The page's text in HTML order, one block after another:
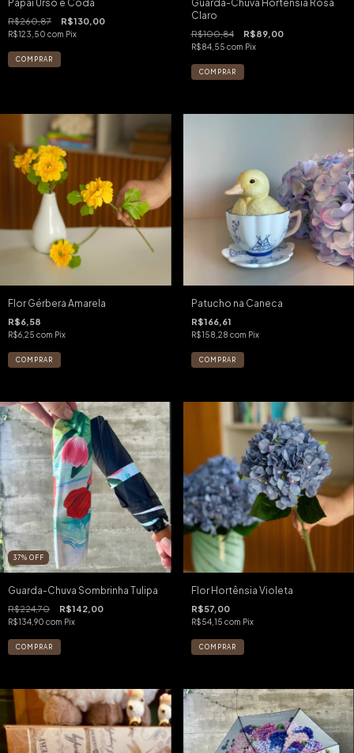
Papai Urso e Coda
R$260,87 R$130,00
R$123,50 com Pix
Guarda-Chuva Hortênsia Rosa
Claro
R$100,84 R$89,00
R$84,55 com Pix
Flor Gérbera Amarela
R$6,58
R$6,25 com Pix
Patucho na Caneca
R$166,61
R$158,28 com Pix
37% OFF
Guarda-Chuva Sombrinha Tulipa
R$224,70 R$142,00
R$134,90 com Pix
Flor Hortênsia Violeta
R$57,00
R$54,15 com Pix